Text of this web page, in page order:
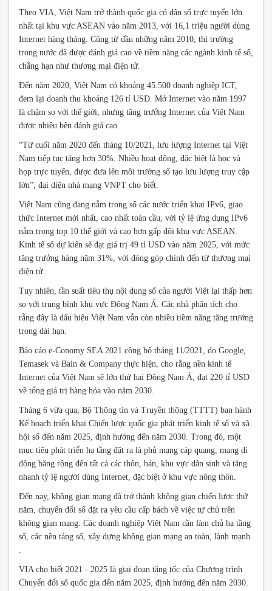
Theo VIA, Việt Nam trở thành quốc gia có dân số trực tuyến lớn
nhất tại khu vực ASEAN vào năm 2013, với 16,1 triệu người dùng
Internet hàng tháng. Cũng từ đầu những năm 2010, thị trường
trong nước đã được đánh giá cao về tiềm năng các ngành kinh tế số,
chẳng hạn như thương mại điện tử.
Đến năm 2020, Việt Nam có khoảng 45.500 doanh nghiệp ICT,
đem lại doanh thu khoảng 126 tỉ USD. Mở Internet vào năm 1997
là chậm so với thế giới, nhưng tăng trưởng Internet của Việt Nam
được nhiều bên đánh giá cao.
“Từ cuối năm 2020 đến tháng 10/2021, lưu lượng Internet tại Việt
Nam tiếp tục tăng hơn 30%. Nhiều hoạt động, đặc biệt là học và
họp trực tuyến, được đưa lên môi trường số tạo lưu lượng truy cập
lớn”, đại diện nhà mạng VNPT cho biết.
Việt Nam cũng đang nằm trong số các nước triển khai IPv6, giao
thức Internet mới nhất, cao nhất toàn cầu, với tỷ lệ ứng dụng IPv6
nằm trong top 10 thế giới và cao hơn gấp đôi khu vực ASEAN.
Kinh tế số dự kiến sẽ đạt giá trị 49 tỉ USD vào năm 2025, với mức
tăng trưởng hàng năm 31%, với đóng góp chính đến từ thương mại
điện tử.
Tuy nhiên, tần suất tiêu thụ nội dung số của người Việt lại thấp hơn
so với trung bình khu vực Đông Nam Á. Các nhà phân tích cho
rằng đây là dấu hiệu Việt Nam vẫn còn nhiều tiềm năng tăng trưởng
trong dài hạn.
Báo cáo e-Conomy SEA 2021 công bố tháng 11/2021, do Google,
Temasek và Bain & Company thực hiện, cho rằng nền kinh tế
Internet của Việt Nam sẽ lớn thứ hai Đông Nam Á, đạt 220 tỉ USD
về tổng giá trị hàng hóa vào năm 2030.
Tháng 6 vừa qua, Bộ Thông tin và Truyền thông (TTTT) ban hành
Kế hoạch triển khai Chiến lược quốc gia phát triển kinh tế số và xã
hội số đến năm 2025, định hướng đến năm 2030. Trong đó, một
mục tiêu phát triển hạ tầng đặt ra là phủ mạng cáp quang, mạng di
động băng rộng đến tất cả các thôn, bản, khu vực dân sinh và tăng
nhanh tỷ lệ người dùng Internet, đặc biệt ở khu vực nông thôn.
Đến nay, không gian mạng đã trở thành không gian chiến lược thứ
năm, chuyển đổi số đặt ra yêu cầu cấp bách về việc tự chủ trên
không gian mạng. Các doanh nghiệp Việt Nam cần làm chủ hạ tầng
số, các nền tảng số, xây dựng không gian mạng an toàn, lành mạnh
.
VIA cho biết 2021 - 2025 là giai đoạn tăng tốc của Chương trình
Chuyển đổi số quốc gia đến năm 2025, định hướng đến năm 2030.